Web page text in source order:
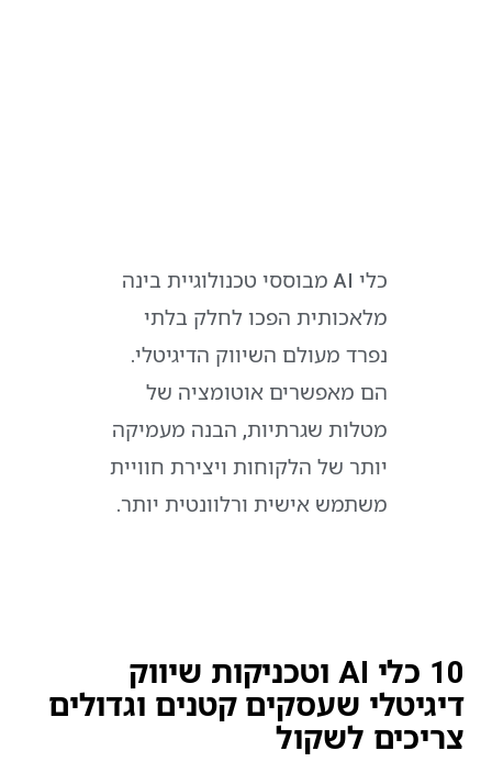
כלי AI מבוססי טכנולוגיית בינה
מלאכותית הפכו לחלק בלתי
נפרד מעולם השיווק הדיגיטלי.
הם מאפשרים אוטומציה של
מטלות שגרתיות, הבנה מעמיקה
יותר של הלקוחות ויצירת חוויית
משתמש אישית ורלוונטית יותר.
10 כלי AI וטכניקות שיווק
דיגיטלי שעסקים קטנים וגדולים
צריכים לשקול